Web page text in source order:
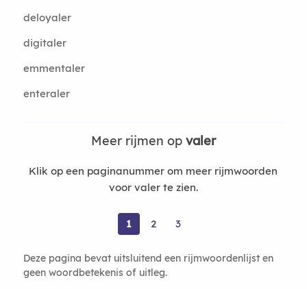
deloyaler
digitaler
emmentaler
enteraler
Meer rijmen op valer
Klik op een paginanummer om meer rijmwoorden
voor valer te zien.
1 2 3
Deze pagina bevat uitsluitend een rijmwoordenlijst en
geen woordbetekenis of uitleg.